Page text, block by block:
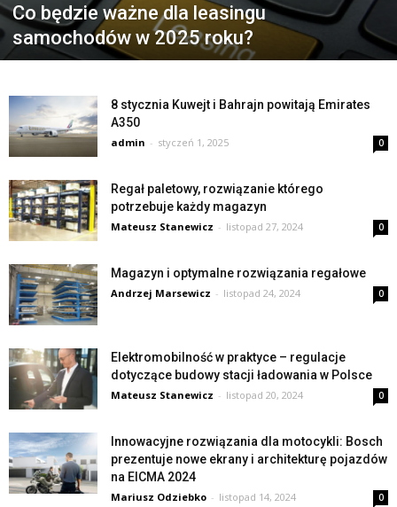
Co będzie ważne dla leasingu
samochodów w 2025 roku?
8 stycznia Kuwejt i Bahrajn powitają Emirates
A350
admin - styczeń 1, 2025 0
Regał paletowy, rozwiązanie którego
potrzebuje każdy magazyn
Mateusz Stanewicz - listopad 27, 2024 0
Magazyn i optymalne rozwiązania regałowe
Andrzej Marsewicz - listopad 24, 2024 0
Elektromobilność w praktyce – regulacje
dotyczące budowy stacji ładowania w Polsce
Mateusz Stanewicz - listopad 20, 2024 0
Innowacyjne rozwiązania dla motocykli: Bosch
prezentuje nowe ekrany i architekturę pojazdów
na EICMA 2024
Mariusz Odziebko - listopad 14, 2024 0